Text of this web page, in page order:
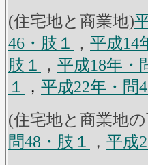
(住宅地と商業地)
46・肢１
， 平成14
肢１
， 平成18年・
１
， 平成22年・問
(住宅地と商業地
問48・肢１
， 平成